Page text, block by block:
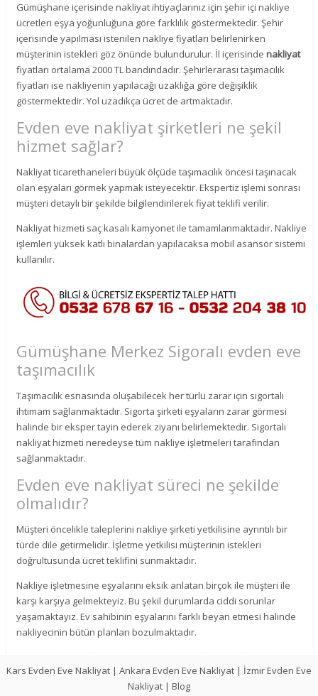
Gümüşhane içerisinde nakliyat ihtiyaçlarınız için şehir içi nakliye
ücretleri eşya yoğunluğuna göre farklılık göstermektedir. Şehir
içerisinde yapılması istenilen nakliye fiyatları belirlenirken
müşterinin istekleri göz önünde bulundurulur. İl içerisindenakliyat
fiyatları ortalama 2000 TL bandındadır. Şehirlerarası taşımacılık
fiyatları ise nakliyenin yapılacağı uzaklığa göre değişiklik
göstermektedir. Yol uzadıkça ücret de artmaktadır.
Evden eve nakliyat şirketleri ne şekil
hizmet sağlar?
Nakliyat ticarethaneleri büyük ölçüde taşımacılık öncesi taşınacak
olan eşyaları görmek yapmak isteyecektir. Ekspertiz işlemi sonrası
müşteri detaylı bir şekilde bilgilendirilerek fiyat teklifi verilir.
Nakliyat hizmeti saç kasalı kamyonet ile tamamlanmaktadır. Nakliye
işlemleri yüksek katlı binalardan yapılacaksa mobil asansör sistemi
kullanılır.
Gümüşhane Merkez Sigoralı evden eve
taşımacılık
Taşımacılık esnasında oluşabilecek her türlü zarar için sigortalı
ihtimam sağlanmaktadır. Sigorta şirketi eşyaların zarar görmesi
halinde bir eksper tayin ederek ziyanı belirlemektedir. Sigortalı
nakliyat hizmeti neredeyse tüm nakliye işletmeleri tarafından
sağlanmaktadır.
Evden eve nakliyat süreci ne şekilde
olmalıdır?
Müşteri öncelikle taleplerini nakliye şirketi yetkilisine ayrıntılı bir
türde dile getirmelidir. İşletme yetkilisi müşterinin istekleri
doğrultusunda ücret teklifini sunmaktadır.
Nakliye işletmesine eşyalarını eksik anlatan birçok ile müşteri ile
karşı karşıya gelmekteyiz. Bu şekil durumlarda ciddi sorunlar
yaşamaktayız. Ev sahibinin eşyalarını farklı beyan etmesi halinde
nakliyecinin bütün planları bozulmaktadır.
Kars Evden Eve Nakliyat | Ankara Evden Eve Nakliyat | İzmir Evden Eve
Nakliyat | Blog